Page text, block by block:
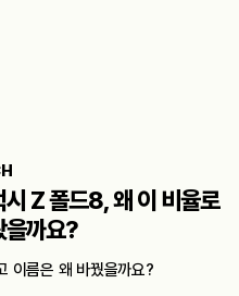
시 Z 폴드8, 왜 이 비율로
을까요?
이름은 왜 바꿨을까요?